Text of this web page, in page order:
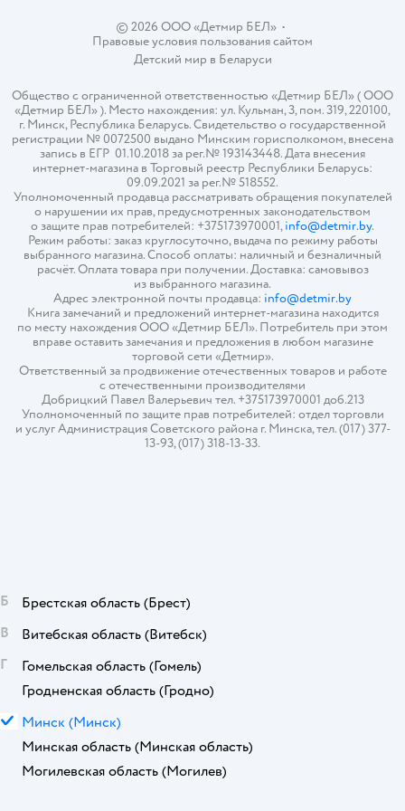
© 2026 ООО «Детмир БЕЛ»•
Правовые условия пользования сайтом
Детский мир в Беларуси
Общество с ограниченной ответственностью «Детмир БЕЛ» ( ООО
«Детмир БЕЛ» ). Место нахождения: ул. Кульман, 3, пом. 319, 220100,
г. Минск, Республика Беларусь. Свидетельство о государственной
регистрации № 0072500 выдано Минским горисполкомом, внесена
запись в ЕГР 01.10.2018 за рег.№ 193143448. Дата внесения
интернет-магазина в Торговый реестр Республики Беларусь:
09.09.2021 за рег.№ 518552.
Уполномоченный продавца рассматривать обращения покупателей
о нарушении их прав, предусмотренных законодательством
о защите прав потребителей: +375173970001,info@detmir.by.
Режим работы: заказ круглосуточно, выдача по режиму работы
выбранного магазина. Способ оплаты: наличный и безналичный
расчёт. Оплата товара при получении. Доставка: самовывоз
из выбранного магазина.
Адрес электронной почты продавца: info@detmir.by
Книга замечаний и предложений интернет-магазина находится
по месту нахождения ООО «Детмир БЕЛ». Потребитель при этом
вправе оставить замечания и предложения в любом магазине
торговой сети «Детмир».
Ответственный за продвижение отечественных товаров и работе
с отечественными производителями
Добрицкий Павел Валерьевич тел. +375173970001 доб.213
Уполномоченный по защите прав потребителей: отдел торговли
и услуг Администрация Советского района г. Минска, тел. (017) 377-
13-93, (017) 318-13-33.
Б Брестская область (Брест)
В
Витебская область (Витебск)
Г
Гомельская область (Гомель)
Гродненская область (Гродно)
М Минск (Минск)
Минская область (Минская область)
Могилевская область (Могилев)